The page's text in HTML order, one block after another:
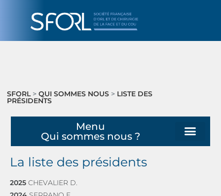
SFORL > QUI SOMMES NOUS > LISTE DES
PRÉSIDENTS
Menu
Qui sommes nous ?
La liste des présidents
2025 CHEVALIER D.